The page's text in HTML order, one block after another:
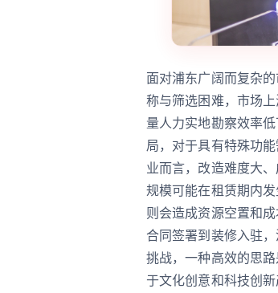
面对浦东广阔而复杂
称与筛选困难，市场
量人力实地勘察效率
局，对于具有特殊功
业而言，改造难度大
规模可能在租赁期内
则会造成资源空置和
合同签署到装修入驻
挑战，一种高效的思
于文化创意和科技创